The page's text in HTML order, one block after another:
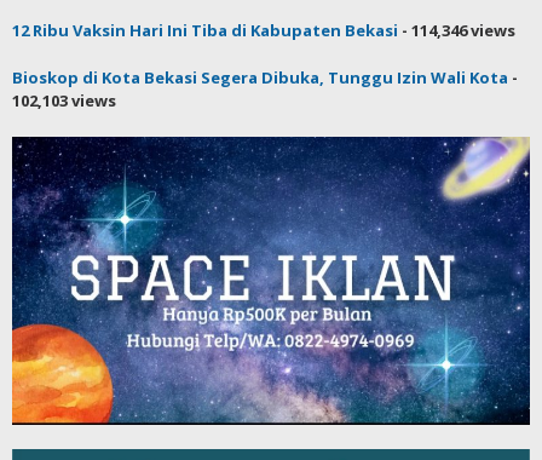
12 Ribu Vaksin Hari Ini Tiba di Kabupaten Bekasi - 114,346 views
Bioskop di Kota Bekasi Segera Dibuka, Tunggu Izin Wali Kota -
102,103 views